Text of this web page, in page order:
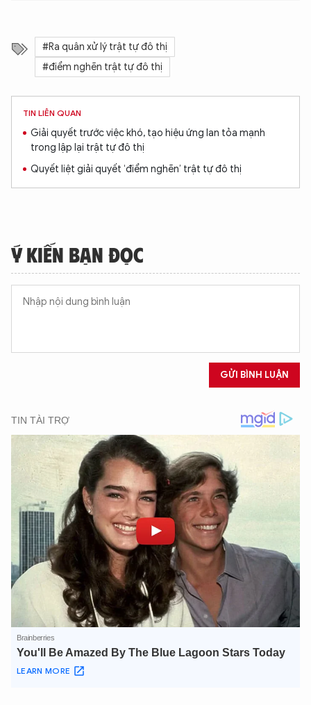
#Ra quân xử lý trật tự đô thị
#điểm nghẽn trật tự đô thị
TIN LIÊN QUAN
Giải quyết trước việc khó, tạo hiệu ứng lan tỏa mạnh
trong lập lại trật tự đô thị
Quyết liệt giải quyết ‘điểm nghẽn’ trật tự đô thị
Ý KIẾN BẠN ĐỌC
GỬI BÌNH LUẬN